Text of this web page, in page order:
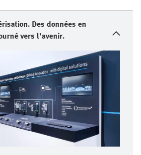
Des données en
vers l'avenir.